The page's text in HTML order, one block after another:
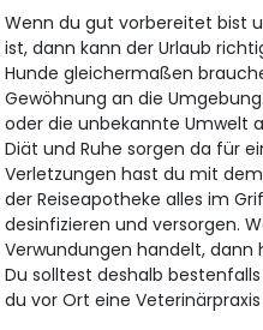
Wenn du gut vorbereitet bist
ist, dann kann der Urlaub
Hunde gleichermaßen
Gewöhnung an die
oder die unbekannte Umwelt
Diät und Ruhe sorgen da für
Verletzungen hast du mit
der Reiseapotheke alles im
desinfizieren und versorgen.
Verwundungen handelt, dann
Du solltest deshalb
du vor Ort eine